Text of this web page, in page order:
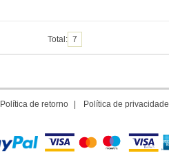
Total: 7
Política de retorno | Política de privacidade